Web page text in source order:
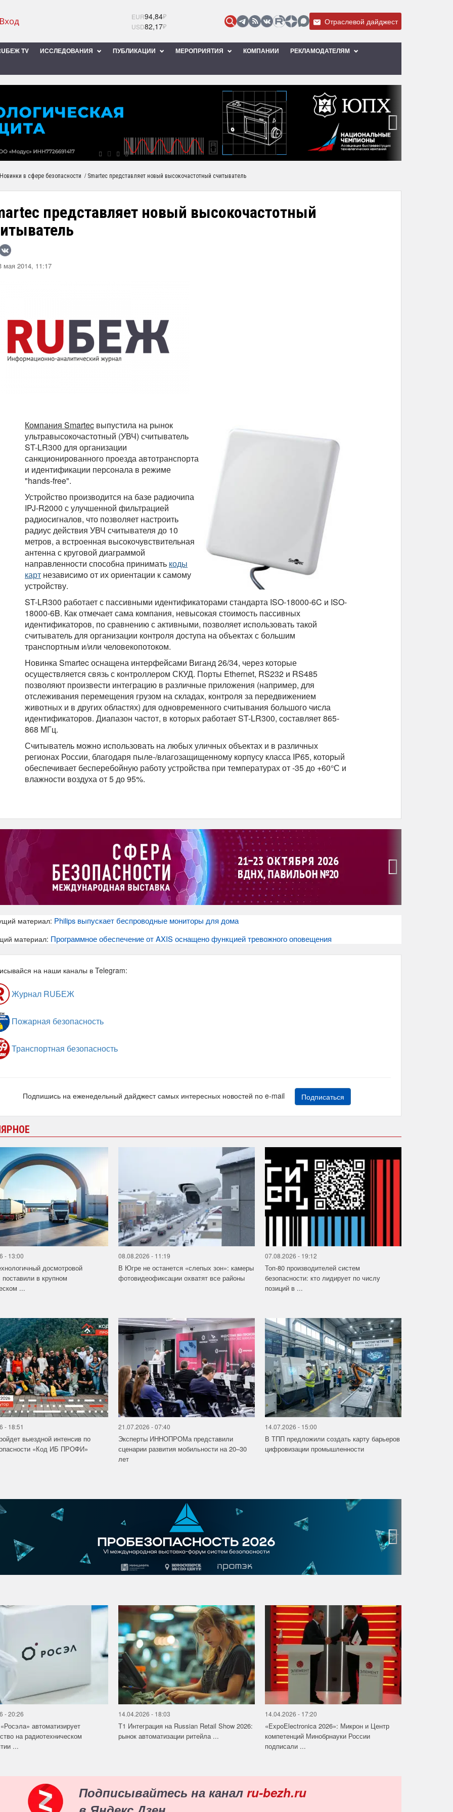
EUR94,84₽
USD82,17₽ Отраслевой дайджест
TV ИССЛЕДОВАНИЯ ПУБЛИКАЦИИ МЕРОПРИЯТИЯ КОМПАНИИ РЕКЛАМОДАТЕЛЯМ
Новинки в сфере безопасности / Smartec представляет новый высокочастотный считыватель
представляет новый высокочастотный
мая 2014, 11:17
Компания Smartec выпустила на рынок
ультравысокочастотный (УВЧ) считыватель
ST-LR300 для организации
санкционированного проезда автотранспорта
и идентификации персонала в режиме
"hands-free".
Устройство производится на базе радиочипа
IPJ-R2000 с улучшенной фильтрацией
радиосигналов, что позволяет настроить
радиус действия УВЧ считывателя до 10
метров, а встроенная высокочувствительная
антенна с круговой диаграммой
направленности способна принимать коды
карт независимо от их ориентации к самому
устройству.
ST-LR300 работает с пассивными идентификаторами стандарта ISO-18000-6C и ISO-
18000-6B. Как отмечает сама компания, невысокая стоимость пассивных
идентификаторов, по сравнению с активными, позволяет использовать такой
считыватель для организации контроля доступа на объектах с большим
транспортным и/или человекопотоком.
Новинка Smartec оснащена интерфейсами Виганд 26/34, через которые
осуществляется связь с контроллером СКУД. Порты Ethernet, RS232 и RS485
позволяют произвести интеграцию в различные приложения (например, для
отслеживания перемещения грузом на складах, контроля за передвижением
животных и в других областях) для одновременного считывания большого числа
идентификаторов. Диапазон частот, в которых работает ST-LR300, составляет 865-
868 МГц.
Считыватель можно использовать на любых уличных объектах и в различных
регионах России, благодаря пыле-/влагозащищенному корпусу класса IP65, который
обеспечивает бесперебойную работу устройства при температурах от -35 до +60°С и
влажности воздуха от 5 до 95%.
материал: Philips выпускает беспроводные мониторы для дома
материал: Программное обеспечение от AXIS оснащено функцией тревожного оповещения
на наши каналы в Telegram:
Журнал RUБЕЖ
Пожарная безопасность
Транспортная безопасность
Подпишись на еженедельный дайджест самых интересных новостей по e-mail Подписаться
- 13:00
досмотровой
в крупном
...
08.08.2026 - 11:19
В Югре не останется «слепых зон»: камеры
фотовидеофиксации охватят все районы
07.08.2026 - 19:12
Топ-80 производителей систем
безопасности: кто лидирует по числу
позиций в ...
- 18:51
выездной интенсив по
«Код ИБ ПРОФИ»
21.07.2026 - 07:40
Эксперты ИННОПРОМа представили
сценарии развития мобильности на 20–30
лет
14.07.2026 - 15:00
В ТПП предложили создать карту барьеров
цифровизации промышленности
- 20:26
автоматизирует
на радиотехническом
...
14.04.2026 - 18:03
Т1 Интеграция на Russian Retail Show 2026:
рынок автоматизации ритейла ...
14.04.2026 - 17:20
«ExpoElectronica 2026»: Микрон и Центр
компетенций Минобрнауки России
подписали ...
Подписывайтесь на канал ru-bezh.ru